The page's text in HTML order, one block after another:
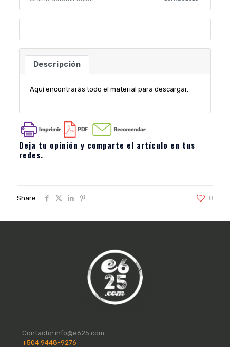
Descripción
Aquí encontrarás todo el material para descargar.
Deja tu opinión y comparte el artículo en tus
redes.
Share 0
Contacto: info@e625.com
+504 9448-9276